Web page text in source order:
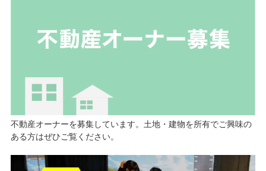
不動産オーナーを募集しています。土地・建物を所有でご興味の
ある方はぜひご覧ください。